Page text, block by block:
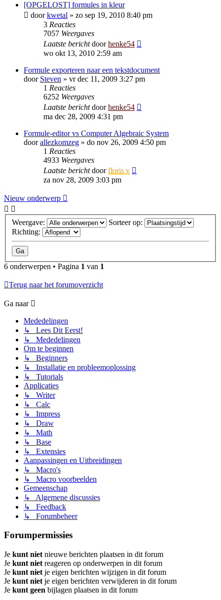
[OPGELOST] formules in kleur
doorkwetal » zo sep 19, 2010 8:40 pm
3 Reacties
7057 Weergaves
Laatste berichtdoorhenke54
wo okt 13, 2010 2:59 am
Formule exporteren naar een tekstdocument
door Steven » vr dec 11, 2009 3:27 pm
1 Reacties
6252 Weergaves
Laatste berichtdoorhenke54
ma dec 28, 2009 4:31 pm
Formule-editor vs Computer Algebraic System
doorallezkomzeg » do nov 26, 2009 4:50 pm
1 Reacties
4933 Weergaves
Laatste berichtdoorfloris v
za nov 28, 2009 3:03 pm
Nieuw onderwerp
Weergave:
Sorteer op:
Richting:
6 onderwerpen • Pagina 1 van 1
Terug naar het forumoverzicht
Ga naar
Mededelingen
↳ Lees Dit Eerst!
↳ Mededelingen
Om te beginnen
↳ Beginners
↳ Installatie en probleemoplossing
↳ Tutorials
Applicaties
↳ Writer
↳ Calc
↳ Impress
↳ Draw
↳ Math
↳ Base
↳ Extensies
Aanpassingen en Uitbreidingen
↳ Macro's
↳ Macro voorbeelden
Gemeenschap
↳ Algemene discussies
↳ Feedback
↳ Forumbeheer
Forumpermissies
Je kunt niet nieuwe berichten plaatsen in dit forum
Je kunt niet reageren op onderwerpen in dit forum
Je kunt niet je eigen berichten wijzigen in dit forum
Je kunt niet je eigen berichten verwijderen in dit forum
Je kunt geen bijlagen plaatsen in dit forum